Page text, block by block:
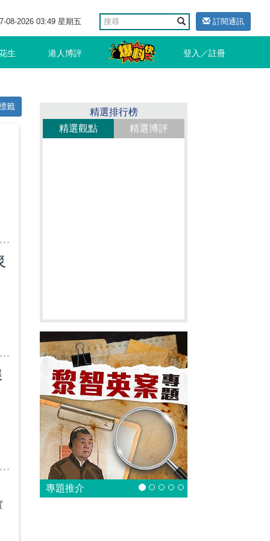
08-2026 03:49 星期五 訂閱通訊
生 港人博評 登入／註冊
籤
精選排行榜
精選觀點
精選博評
專題推介